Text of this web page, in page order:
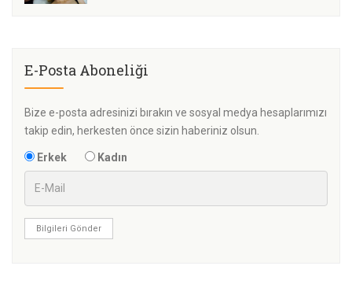
E-Posta Aboneliği
Bize e-posta adresinizi bırakın ve sosyal medya hesaplarımızı
takip edin, herkesten önce sizin haberiniz olsun.
Erkek Kadın
Bilgileri Gönder